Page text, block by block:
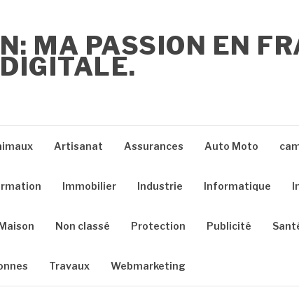
MA PASSION EN
Artisanat Assurances Auto Moto
Immobilier Industrie Informatique
Non classé Protection Publicité
Travaux Webmarketing